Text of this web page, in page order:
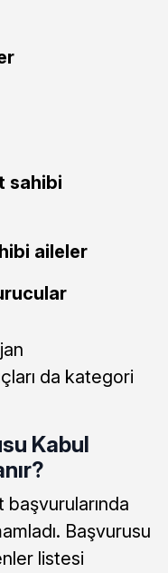
sahibi
aileler
da kategori
Kabul
başvurularında
Başvurusu
listesi